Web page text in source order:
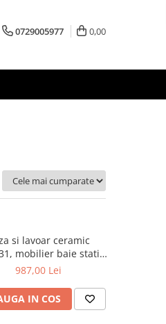
0729005977 0,00
si lavoar ceramic
mobilier baie stativ
front MDF, 3 usi, 2
cromate reglabile, alb
987,00 Lei
IN COS